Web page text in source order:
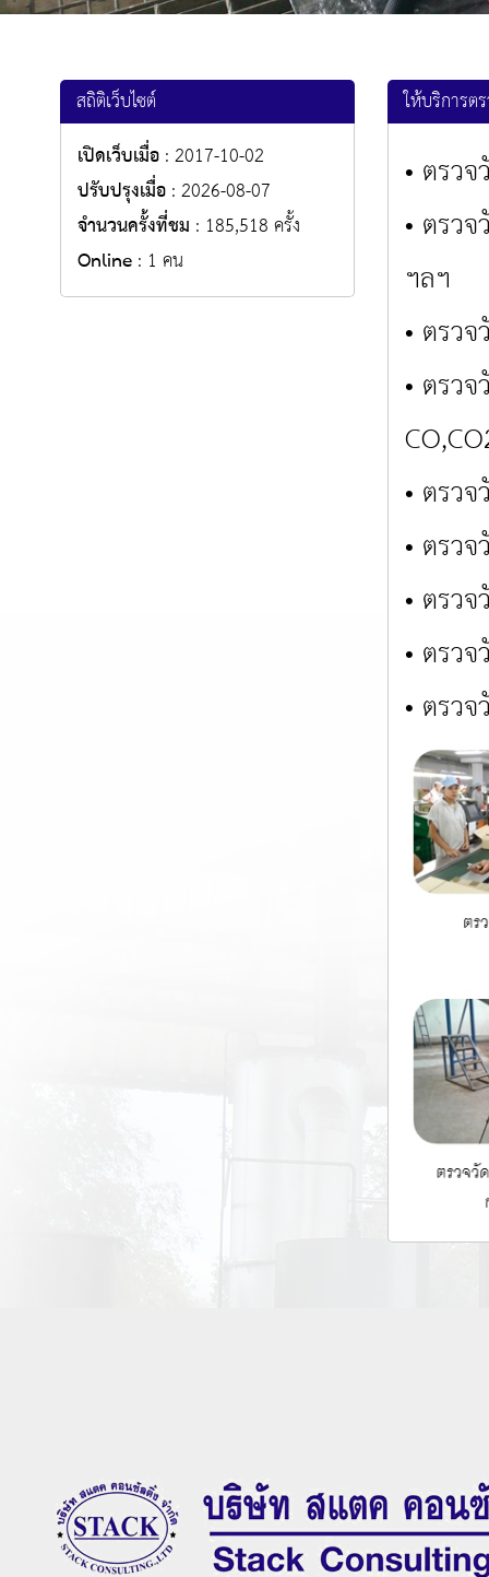
สถิติเว็บไซต์
เปิดเว็บเมื่อ: 2017-10-02
ปรับปรุงเมื่อ: 2026-08-07
จำนวนครั้งที่ชม : 185,518 ครั้ง
Online: 1 คน
ให้บริการต
• ตรว
• ตรว
ฯลฯ
• ตรว
• ตรว
• ตรว
• ตรว
• ตรว
• ตรว
• ตรว